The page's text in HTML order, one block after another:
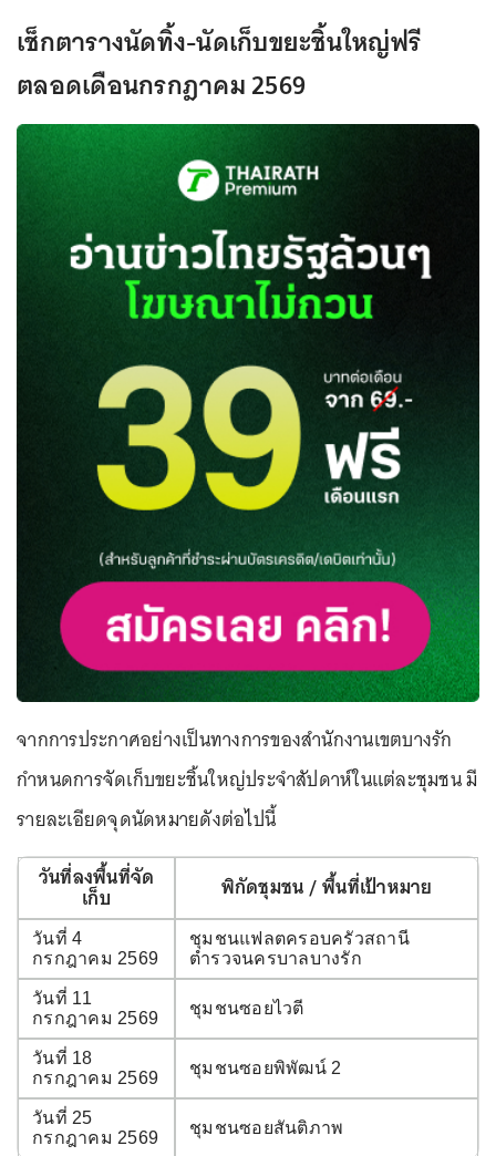
เช็กตารางนัดทิ้ง-นัดเก็บขยะชิ้นใหญ่ฟรี
ตลอดเดือนกรกฎาคม 2569
จากการประกาศอย่างเป็นทางการของสำนักงานเขตบางรัก
กำหนดการจัดเก็บขยะชิ้นใหญ่ประจำสัปดาห์ในแต่ละชุมชน มี
รายละเอียดจุดนัดหมายดังต่อไปนี้
วันที่ลงพื้นที่จัด
เก็บ พิกัดชุมชน / พื้นที่เป้าหมาย
วันที่ 4
กรกฎาคม 2569
ชุมชนแฟลตครอบครัวสถานี
ตำรวจนครบาลบางรัก
วันที่ 11
กรกฎาคม 2569
ชุมชนซอยไวตี
วันที่ 18
กรกฎาคม 2569
ชุมชนซอยพิพัฒน์ 2
วันที่ 25
กรกฎาคม 2569
ชุมชนซอยสันติภาพ